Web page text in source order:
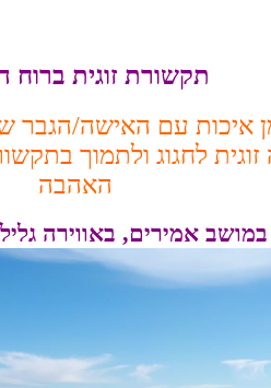
תקשורת זוגית ברוח
איכות עם האישה/הגבר
לחגוג ולתמוך
האהבה
במושב אמירים, באווירה